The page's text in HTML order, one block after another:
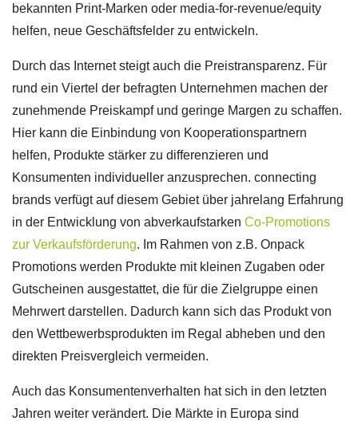
bekannten Print-Marken oder media-for-revenue/equity
helfen, neue Geschäftsfelder zu entwickeln.
Durch das Internet steigt auch die Preistransparenz. Für
rund ein Viertel der befragten Unternehmen machen der
zunehmende Preiskampf und geringe Margen zu schaffen.
Hier kann die Einbindung von Kooperationspartnern
helfen, Produkte stärker zu differenzieren und
Konsumenten individueller anzusprechen. connecting
brands verfügt auf diesem Gebiet über jahrelang Erfahrung
in der Entwicklung von abverkaufstarken Co-Promotions
zur Verkaufsförderung. Im Rahmen von z.B. Onpack
Promotions werden Produkte mit kleinen Zugaben oder
Gutscheinen ausgestattet, die für die Zielgruppe einen
Mehrwert darstellen. Dadurch kann sich das Produkt von
den Wettbewerbsprodukten im Regal abheben und den
direkten Preisvergleich vermeiden.
Auch das Konsumentenverhalten hat sich in den letzten
Jahren weiter verändert. Die Märkte in Europa sind